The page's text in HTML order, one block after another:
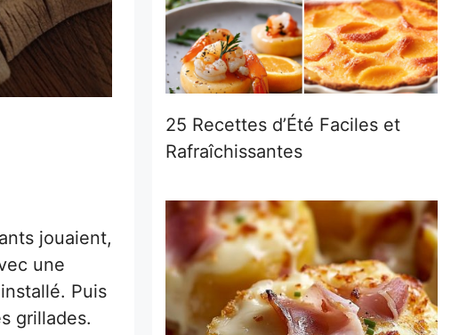
jouaient,
une
Puis
grillades.
25 Recettes d’Été Faciles et
Rafraîchissantes